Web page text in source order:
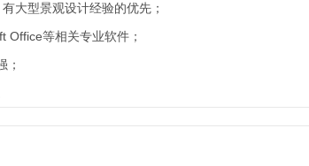
大型景观设计经验的优先；
Office等相关专业软件；
；